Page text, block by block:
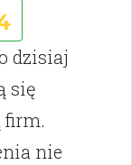
dzisiaj
się
firm.
nie